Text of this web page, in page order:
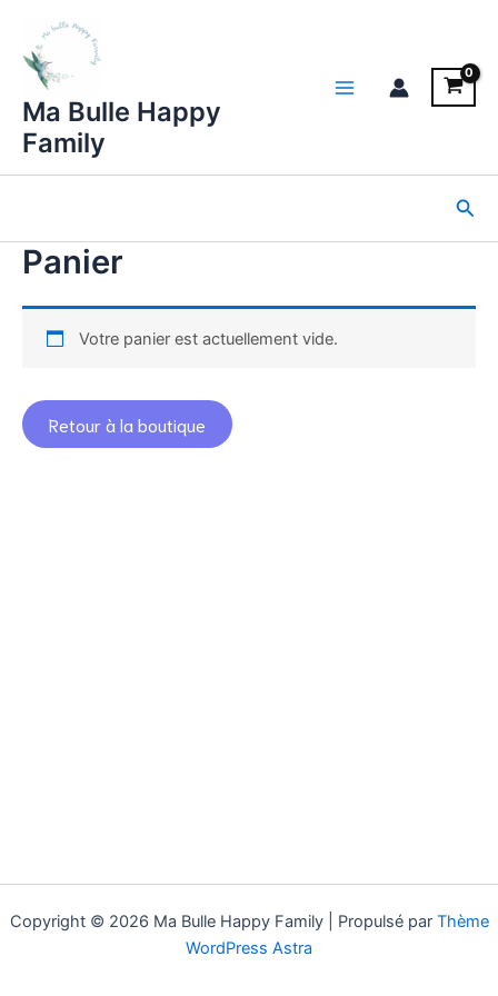
contenu
Ma Bulle Happy
Family
Panier
Votre panier est actuellement vide.
Retour à la boutique
Copyright © 2026 Ma Bulle Happy Family | Propulsé par Thème
WordPress Astra